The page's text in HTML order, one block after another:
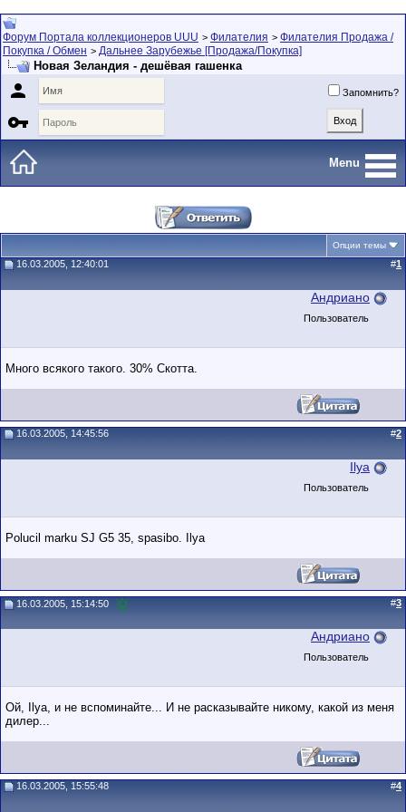
Форум Портала коллекционеров UUU > Филателия > Филателия Продажа /
Покупка / Обмен > Дальнее Зарубежье [Продажа/Покупка]
Новая Зеландия - дешёвая гашенка
 Запомнить?

Menu
Опции темы
16.03.2005, 12:40:01 #1
Андриано
Пользователь
Много всякого такого. 30% Скотта.
16.03.2005, 14:45:56 #2
Ilya
Пользователь
Polucil marku SJ G5 35, spasibo. Ilya
16.03.2005, 15:14:50 #3
Андриано
Пользователь
Ой, Ilya, и не вспоминайте... И не расказывайте никому, какой из меня
дилер...
16.03.2005, 15:55:48 #4